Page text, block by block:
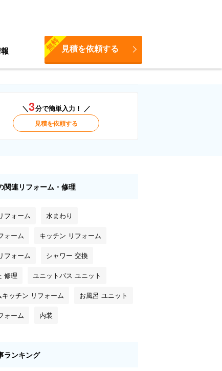
見積を依頼する
無料
＼3分で簡単入力！ ／
見積を依頼する
関連リフォーム・修理
フォーム 水まわり
ォーム キッチン リフォーム
フォーム シャワー 交換
修理 ユニットバス ユニット
キッチン リフォーム お風呂 ユニット
ォーム 内装
ランキング